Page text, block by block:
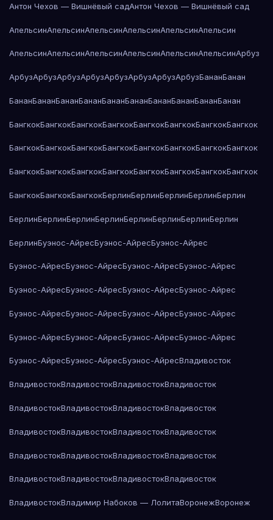
Антон Чехов — Вишнёвый садАнтон Чехов — Вишнёвый сад
АпельсинАпельсинАпельсинАпельсинАпельсинАпельсин
АпельсинАпельсинАпельсинАпельсинАпельсинАпельсинАрбуз
АрбузАрбузАрбузАрбузАрбузАрбузАрбузАрбузБананБанан
БананБананБананБананБананБананБананБананБананБанан
БангкокБангкокБангкокБангкокБангкокБангкокБангкокБангкок
БангкокБангкокБангкокБангкокБангкокБангкокБангкокБангкок
БангкокБангкокБангкокБангкокБангкокБангкокБангкокБангкок
БангкокБангкокБангкокБерлинБерлинБерлинБерлинБерлин
БерлинБерлинБерлинБерлинБерлинБерлинБерлинБерлин
БерлинБуэнос-АйресБуэнос-АйресБуэнос-Айрес
Буэнос-АйресБуэнос-АйресБуэнос-АйресБуэнос-Айрес
Буэнос-АйресБуэнос-АйресБуэнос-АйресБуэнос-Айрес
Буэнос-АйресБуэнос-АйресБуэнос-АйресБуэнос-Айрес
Буэнос-АйресБуэнос-АйресБуэнос-АйресБуэнос-Айрес
Буэнос-АйресБуэнос-АйресБуэнос-АйресВладивосток
ВладивостокВладивостокВладивостокВладивосток
ВладивостокВладивостокВладивостокВладивосток
ВладивостокВладивостокВладивостокВладивосток
ВладивостокВладивостокВладивостокВладивосток
ВладивостокВладивостокВладивостокВладивосток
ВладивостокВладимир Набоков — ЛолитаВоронежВоронеж